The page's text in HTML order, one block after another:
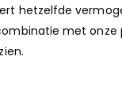
hetzelfde
met onze